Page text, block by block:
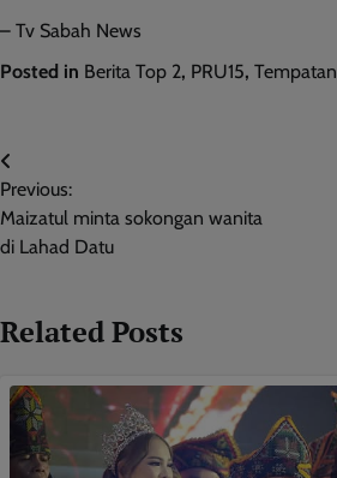
– Tv Sabah News
Posted in Berita Top 2, PRU15, Tempatan
Post
navigation
Previous:
Maizatul minta sokongan wanita
di Lahad Datu
Related Posts